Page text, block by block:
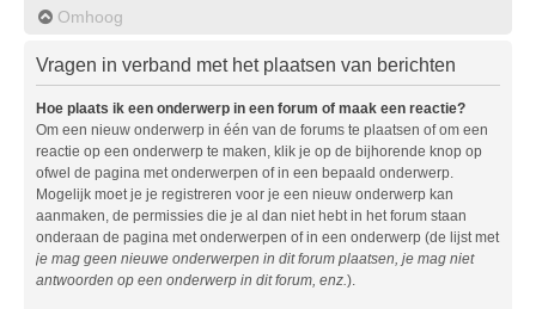
Omhoog
Vragen in verband met het plaatsen van berichten
Hoe plaats ik een onderwerp in een forum of maak een reactie?
Om een nieuw onderwerp in één van de forums te plaatsen of om een
reactie op een onderwerp te maken, klik je op de bijhorende knop op
ofwel de pagina met onderwerpen of in een bepaald onderwerp.
Mogelijk moet je je registreren voor je een nieuw onderwerp kan
aanmaken, de permissies die je al dan niet hebt in het forum staan
onderaan de pagina met onderwerpen of in een onderwerp (de lijst met
je mag geen nieuwe onderwerpen in dit forum plaatsen, je mag niet
antwoorden op een onderwerp in dit forum, enz.).